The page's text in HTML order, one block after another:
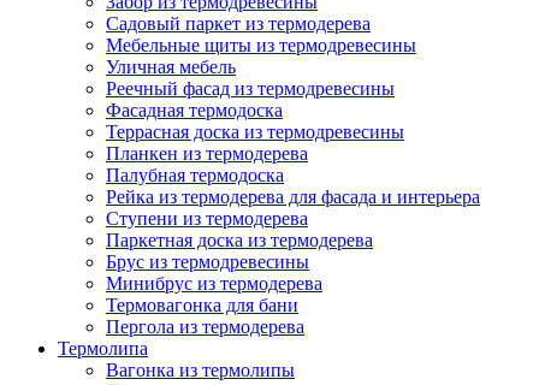
Садовый паркет из термодерева
Мебельные щиты из термодревесины
Уличная мебель
Реечный фасад из термодревесины
Фасадная термодоска
Террасная доска из термодревесины
Планкен из термодерева
Палубная термодоска
Рейка из термодерева для фасада и интерьера
Ступени из термодерева
Паркетная доска из термодерева
Брус из термодревесины
Минибрус из термодерева
Термовагонка для бани
Пергола из термодерева
Термолипа
Вагонка из термолипы